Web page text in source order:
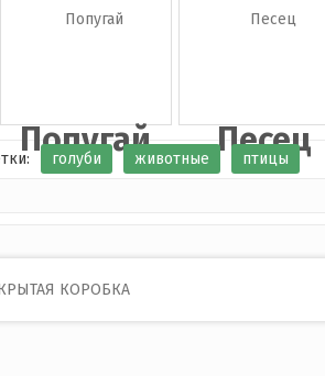
Попугай Песец
голуби животные птицы
КОРОБКА